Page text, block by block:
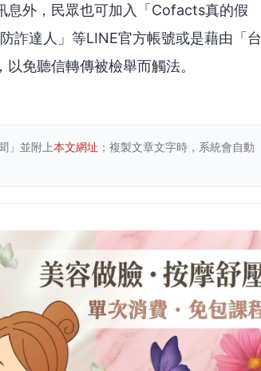
息外，民眾也可加入「Cofacts真的假
詐達人」等LINE官方帳號或是藉由「台
免聽信轉傳被檢舉而觸法。
」並附上本文網址 ；複製文章文字時，系統會自動